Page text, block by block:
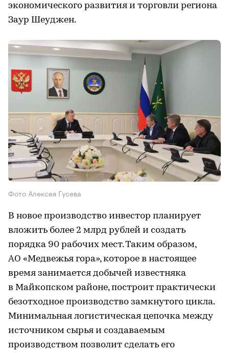
экономического развития и торговли региона
Заур Шеуджен.
Фото Алексея Гусева
В новое производство инвестор планирует
вложить более 2 млрд рублей и создать
порядка 90 рабочих мест. Таким образом,
АО «Медвежья гора», которое в настоящее
время занимается добычей известняка
в Майкопском районе, построит практически
безотходное производство замкнутого цикла.
Минимальная логистическая цепочка между
источником сырья и создаваемым
производством позволит сделать его